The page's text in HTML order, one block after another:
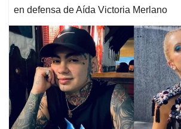
en defensa de Aída Victoria Merlano